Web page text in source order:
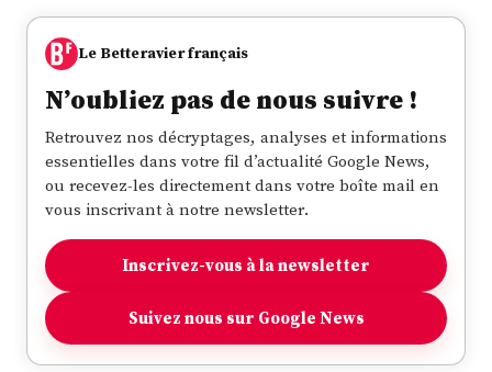
Le Betteravier français
N’oubliez pas de nous suivre !
Retrouvez nos décryptages, analyses et informations
essentielles dans votre fil d’actualité Google News,
ou recevez-les directement dans votre boîte mail en
vous inscrivant à notre newsletter.
Inscrivez-vous à la newsletter
Suivez nous sur Google News